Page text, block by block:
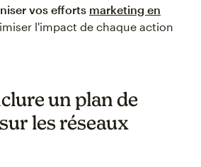
vos efforts marketing en
l'impact de chaque action
un plan de
les réseaux